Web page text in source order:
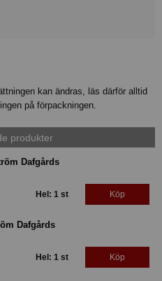
kan ändras, läs därför alltid
på förpackningen.
produkter
Dafgårds
Hel: 1 st Köp
Dafgårds
Hel: 1 st Köp